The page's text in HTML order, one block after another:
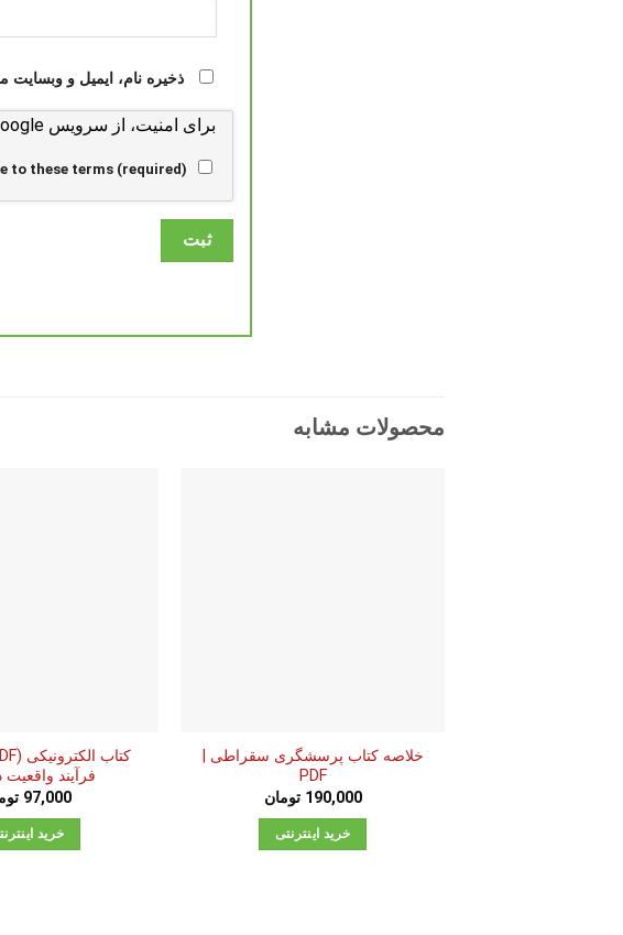
ذخیره نام، ایمیل و
برای امنیت، از سرویس reCAPTCHA Google
to these terms (required).
محصولات مشابه
خلاصه کتاب پرسشگری سقراطی |
PDF
190,000 تومان
خرید اینترنتی
فرآیند واقعیت
97,000
خرید